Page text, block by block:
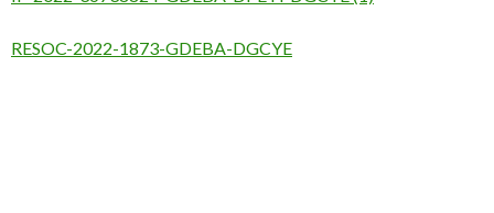
RESOC-2022-1873-GDEBA-DGCYE